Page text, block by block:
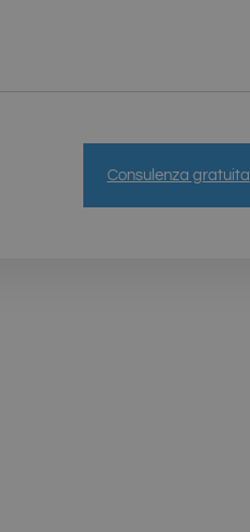
Consulenza gratuita